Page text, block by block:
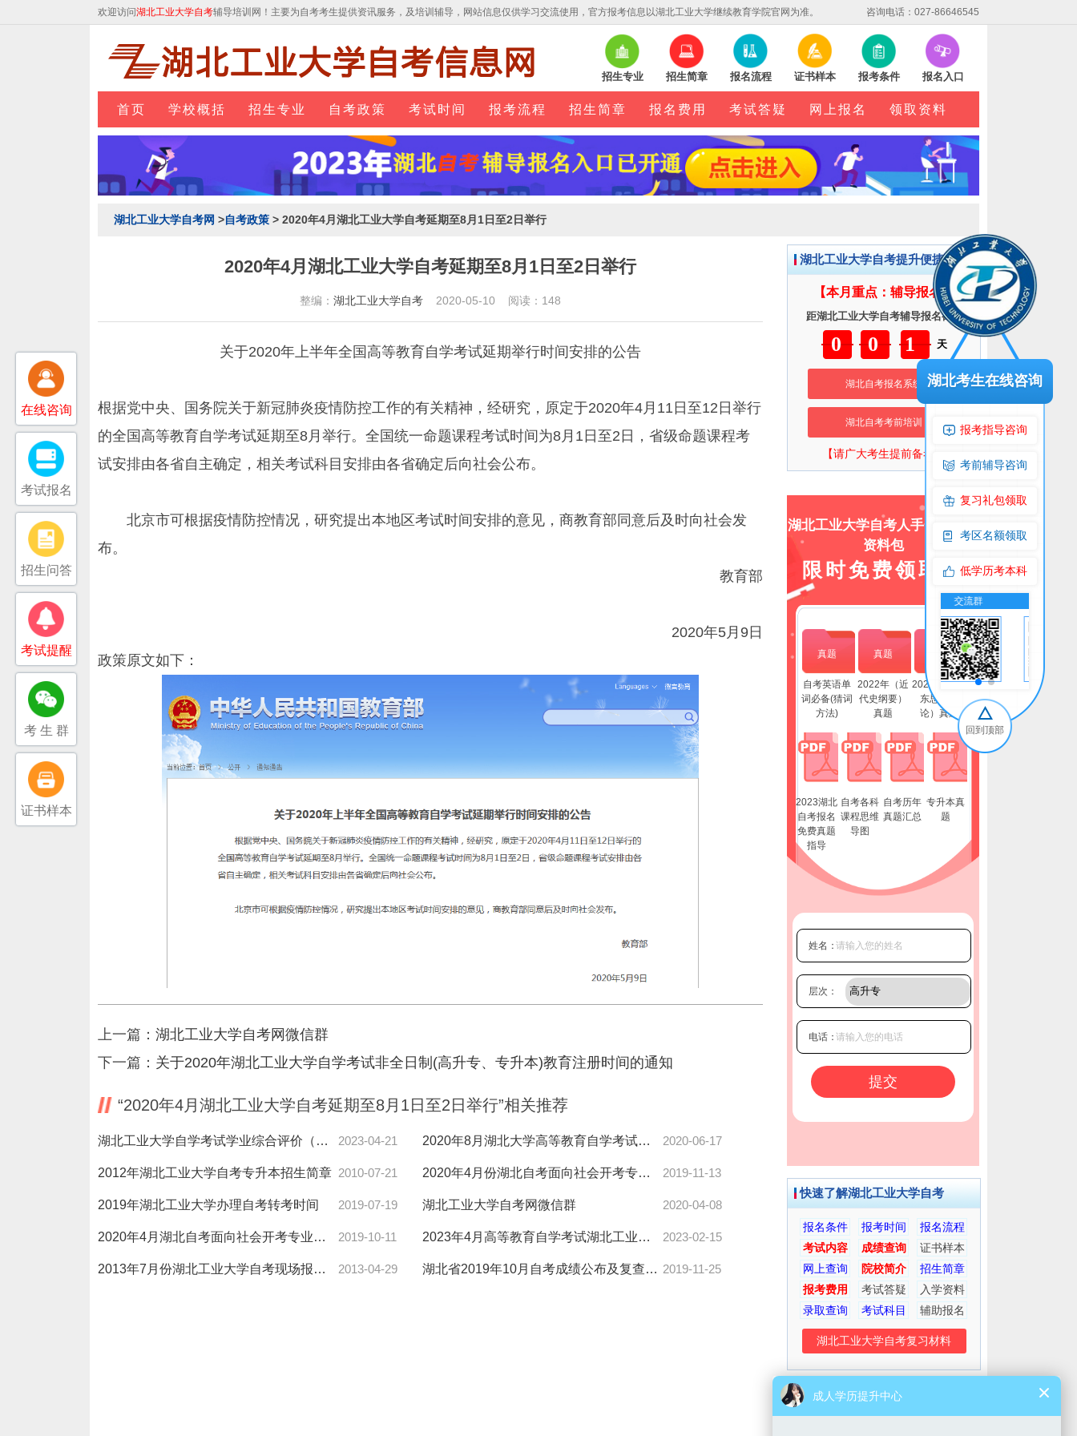
欢迎访问湖北工业大学自考辅导培训网！主要为自考考生提供资讯服务，及培训辅导，网站信息仅供学习交流使用，官方报考信息以湖北工业大学继续教育学院官网为准。 咨询电话：027-86646545
招生专业 招生简章 报名流程 证书样本 报考条件 报名入口
首页 学校概括 招生专业 自考政策 考试时间 报考流程 招生简章 报名费用 考试答疑 网上报名 领取资料
湖北工业大学自考网 >自考政策 > 2020年4月湖北工业大学自考延期至8月1日至2日举行
2020年4月湖北工业大学自考延期至8月1日至2日举行
整编： 湖北工业大学自考 2020-05-10 阅读：148
关于2020年上半年全国高等教育自学考试延期举行时间安排的公告
根据党中央、国务院关于新冠肺炎疫情防控工作的有关精神，经研究，原定于2020年4月11日至12日举行
的全国高等教育自学考试延期至8月举行。全国统一命题课程考试时间为8月1日至2日，省级命题课程考
试安排由各省自主确定，相关考试科目安排由各省确定后向社会公布。
北京市可根据疫情防控情况，研究提出本地区考试时间安排的意见，商教育部同意后及时向社会发
布。
教育部
2020年5月9日
政策原文如下：
上一篇： 湖北工业大学自考网微信群
下一篇： 关于2020年湖北工业大学自学考试非全日制(高升专、专升本)教育注册时间的通知
“2020年4月湖北工业大学自考延期至8月1日至2日举行”相关推荐
湖北工业大学自学考试学业综合评价（网络助学）成绩公示表 2023-04-21 2020年8月湖北大学高等教育自学考试网上报名通知 2020-06-17
2012年湖北工业大学自考专升本招生简章 2010-07-21 2020年4月份湖北自考面向社会开考专业课程教材、大纲使用情况 2019-11-13
2019年湖北工业大学办理自考转考时间 2019-07-19 湖北工业大学自考网微信群 2020-04-08
2020年4月湖北自考面向社会开考专业报考简章 2019-10-11 2023年4月高等教育自学考试湖北工业大学考点网上报名通知 2023-02-15
2013年7月份湖北工业大学自考现场报名时间 2013-04-29 湖北省2019年10月自考成绩公布及复查事项的通知 2019-11-25
湖北工业大学自考提升便捷服务
【本月重点：辅导报名】
距湖北工业大学自考辅导报名截止
001天
湖北自考报名系统
湖北自考考前培训
【请广大考生提前备考】
湖北工业大学自考人手一份上岸
资料包
限时免费领取！
真题
自考英语单
词必备(猜词
方法)
真题
2022年（近
代史纲要）
真题
真题
2022年(毛泽
东思想概
论）真题
2023湖北
自考报名
免费真题
指导
自考各科
课程思维
导图
自考历年
真题汇总
专升本真
题
姓名：
层次：
电话：
快速了解湖北工业大学自考
报名条件 报考时间
报名流程
考试内容
成绩查询
证书样本
网上查询
院校简介
招生简章
报考费用
考试答疑
入学资料
录取查询
考试科目 辅助报名
湖北工业大学自考复习材料
考生交流群
在线咨询
考试报名
招生问答
考试提醒
考 生 群
证书样本
湖北考生在线咨询
报考指导咨询
考前辅导咨询
复习礼包领取
考区名额领取
低学历考本科
回到顶部